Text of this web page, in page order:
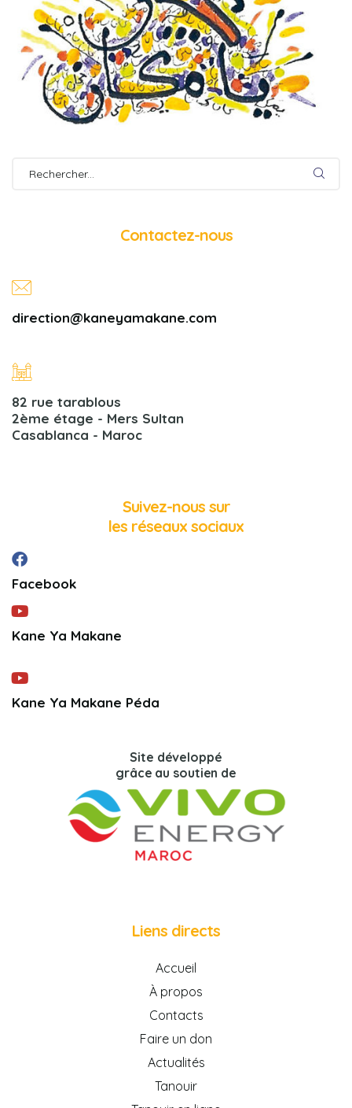
Contactez-nous
direction@kaneyamakane.com
82 rue tarablous
2ème étage - Mers Sultan
Casablanca - Maroc
Suivez-nous sur
les réseaux sociaux
Facebook
Kane Ya Makane
Kane Ya Makane Péda
Site développé
grâce au soutien de
Liens directs
Accueil
À propos
Contacts
Faire un don
Actualités
Tanouir